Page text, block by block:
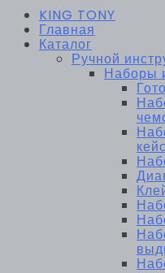
KING TONY
Главная
Каталог
Ручной
Наборы